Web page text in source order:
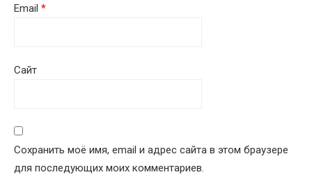
Email *
Сайт
Сохранить моё имя, email и адрес сайта в этом браузере
для последующих моих комментариев.